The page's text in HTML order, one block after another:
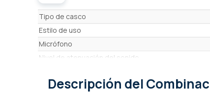
Características
Tipo de casco
Estilo de uso
Micrófono
Nivel de atenuación del sonido
Bluetooth
Descripción del